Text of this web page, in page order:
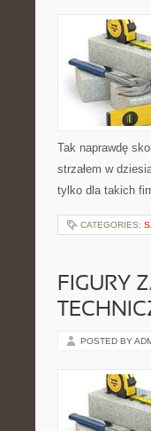
Tak naprawdę
strzałem w
tylko dla takich
CATEGORIES:
FIGURY
POSTED BY